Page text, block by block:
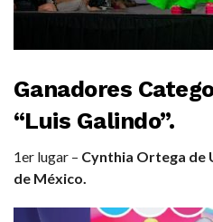
Ganadores
“Luis Galindo”.
1er lugar – Cynthia Ortega de
de México.